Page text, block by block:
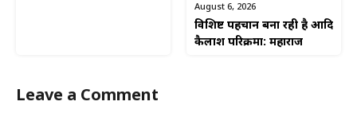
August 6, 2026
विशिष्ट पहचान बना रही है आदि
कैलाश परिक्रमा: महाराज
Leave a Comment